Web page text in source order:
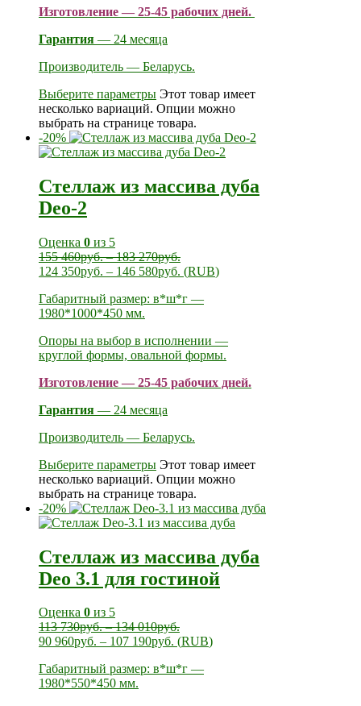
Изготовление — 25-45 рабочих дней.
Гарантия — 24 месяца
Производитель — Беларусь.
Выберите параметры Этот товар имеет
несколько вариаций. Опции можно
выбрать на странице товара.
-20%
Стеллаж из массива дуба
Deo-2
Оценка 0 из 5
155 460руб.–183 270руб.
124 350руб. – 146 580руб. (RUB)
Габаритный размер: в*ш*г —
1980*1000*450 мм.
Опоры на выбор в исполнении —
круглой формы, овальной формы.
Изготовление — 25-45 рабочих дней.
Гарантия — 24 месяца
Производитель — Беларусь.
Выберите параметры Этот товар имеет
несколько вариаций. Опции можно
выбрать на странице товара.
-20%
Стеллаж из массива дуба
Deo 3.1 для гостиной
Оценка 0 из 5
113 730руб.–134 010руб.
90 960руб. – 107 190руб. (RUB)
Габаритный размер: в*ш*г —
1980*550*450 мм.